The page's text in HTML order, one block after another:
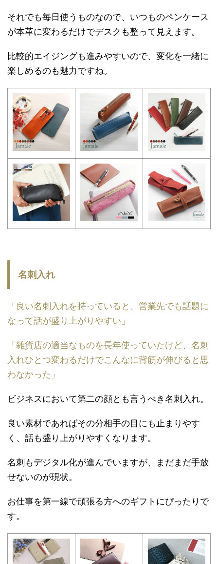
それでも毎日使うものなので、いつものペンケース
が本革に変わるだけでデスクも整って見えます。
比較的エイジングも進みやすいので、変化を一緒に
楽しめるのも魅力ですね。
名刺入れ
「良い名刺入れを持っていると、営業先でも話題に
なって話が盛り上がりやすい」
「雑貨店の適当なものを長年使っていたけど、名刺
入れひとつ変わるだけでこんなに背筋が伸びると思
わなかった」
ビジネスにおいて第二の顔とも言うべき名刺入れ。
良い素材であればその分相手の目にも止まりやす
く、話も盛り上がりやすくなります。
名刺もデジタル化が進んでいますが、まだまだ手放
せないのが現状。
お仕事を第一線で頑張る方へのギフトにぴったりで
す。